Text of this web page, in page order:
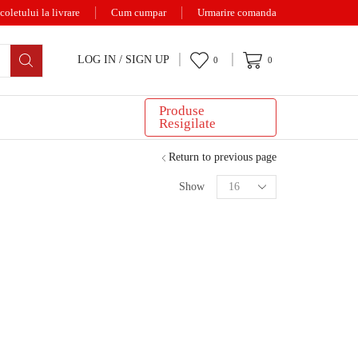
la livrare Cum cumpar Urmarire comanda
LOG IN / SIGN UP 0 0
Produse
Resigilate
Return to previous page
Show